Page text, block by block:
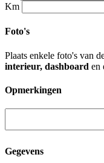
Km
Foto's
Plaats enkele foto's van
interieur, dashboard en
Opmerkingen
Gegevens